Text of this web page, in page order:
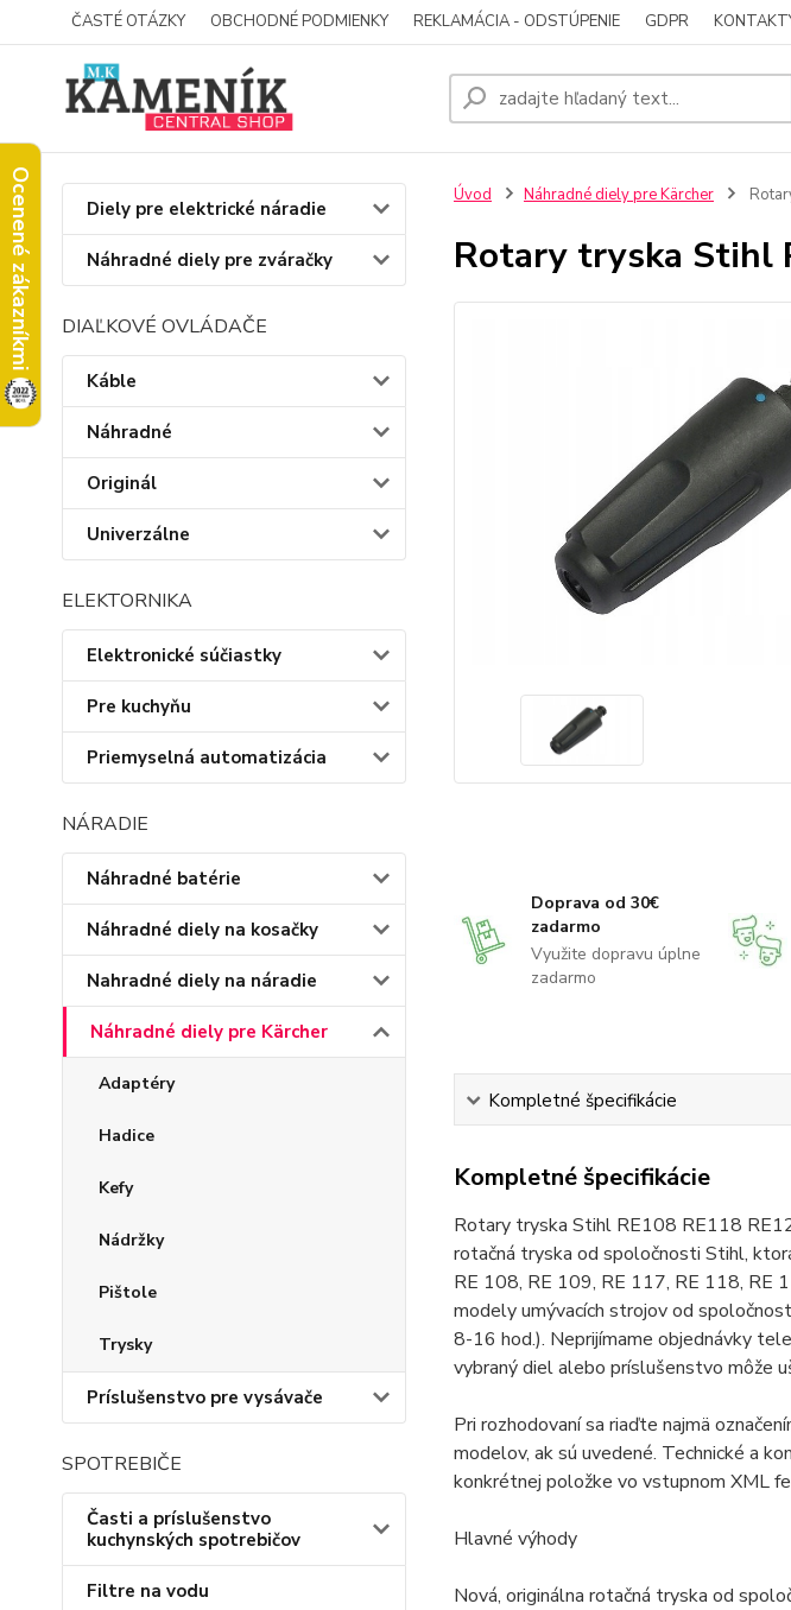
Ocenené zákazníkmi
ČASTÉ OTÁZKY OBCHODNÉ PODMIENKY REKLAMÁCIA - ODSTÚPENIE GDPR
Diely pre elektrické náradie
Náhradné diely pre zváračky
DIAĽKOVÉ OVLÁDAČE
Káble
Náhradné
Originál
Univerzálne
ELEKTORNIKA
Elektronické súčiastky
Pre kuchyňu
Priemyselná automatizácia
NÁRADIE
Náhradné batérie
Náhradné diely na kosačky
Nahradné diely na náradie
Náhradné diely pre Kärcher
Adaptéry
Hadice
Kefy
Nádržky
Pištole
Trysky
Príslušenstvo pre vysávače
SPOTREBIČE
Časti a príslušenstvo
kuchynských spotrebičov
Filtre na vodu
Úvod Náhradné diely pre Kärcher
Rotary tryska Stihl
Doprava od 30€
zadarmo
Využite dopravu úplne
zadarmo
Kompletné špecifikácie
Kompletné špecifikácie
Rotary tryska Stihl RE108 RE118
rotačná tryska od spoločnosti Stihl,
RE 108, RE 109, RE 117, RE 118, RE
modely umývacích strojov od
8-16 hod.). Neprijímame objednávky
vybraný diel alebo príslušenstvo môže
Pri rozhodovaní sa riaďte najmä
modelov, ak sú uvedené. Technické a
konkrétnej položke vo vstupnom XML
Hlavné výhody
Nová, originálna rotačná tryska od